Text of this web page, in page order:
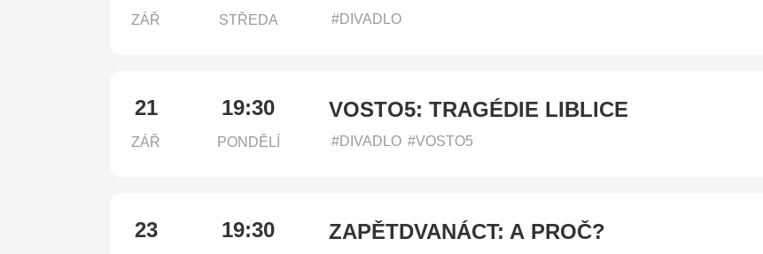
ZÁŘ STŘEDA #DIVADLO
21
ZÁŘ
19:30
PONDĚLÍ
VOSTO5: TRAGÉDIE LIBLICE
#DIVADLO #VOSTO5
23 19:30 ZAPĚTDVANÁCT: A PROČ?